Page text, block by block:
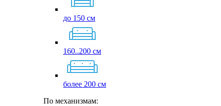
до 150 см
160..200 см
более 200 см
По механизмам: